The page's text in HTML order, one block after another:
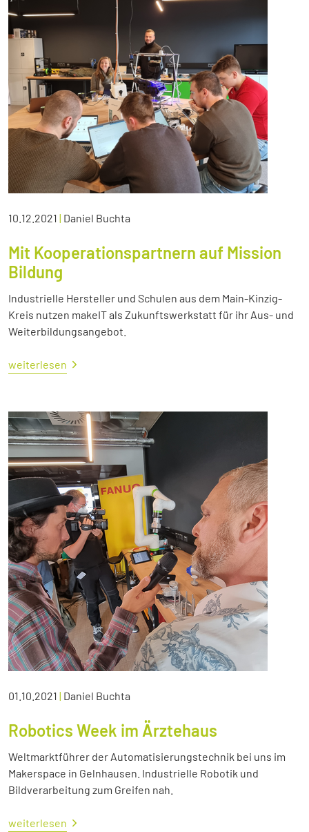
10.12.2021 | Daniel Buchta
Mit Kooperationspartnern auf Mission
Bildung
Industrielle Hersteller und Schulen aus dem Main-Kinzig-
Kreis nutzen makeIT als Zukunftswerkstatt für ihr Aus- und
Weiterbildungsangebot.
weiterlesen
01.10.2021 | Daniel Buchta
Robotics Week im Ärztehaus
Weltmarktführer der Automatisierungstechnik bei uns im
Makerspace in Gelnhausen. Industrielle Robotik und
Bildverarbeitung zum Greifen nah.
weiterlesen